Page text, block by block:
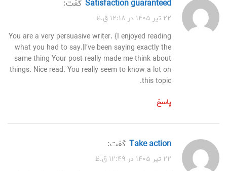
Satisfaction guaranteed گفت:
۲۲ تیر ۱۴۰۵ در ۱۲:۱۸ ق.ظ
You are a very persuasive writer. {I enjoyed reading
what you had to say.|I’ve been saying exactly the
same thing Your post really made me think about
things. Nice read. You really seem to know a lot on
this topic.
پاسخ
Take action گفت:
۲۲ تیر ۱۴۰۵ در ۱۲:۴۹ ق.ظ